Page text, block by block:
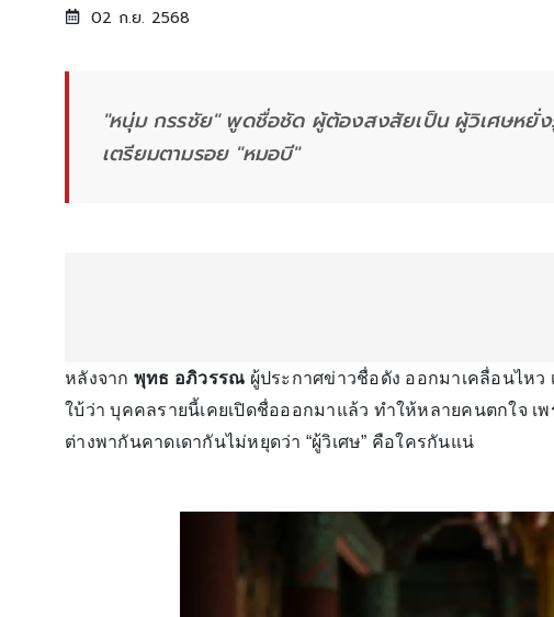
02 ก.ย. 2568
"หนุ่ม กรรชัย" พูดชื่อชัด ผู้ต้องสงสัยเป็น ผู้วิเศษหยั่ง
เตรียมตามรอย "หมอบี"
หลังจาก พุทธ อภิวรรณ ผู้ประกาศข่าวชื่อดัง ออกมาเคลื่อนไหว
ใบ้ว่า บุคคลรายนี้เคยเปิดชื่อออกมาแล้ว ทำให้หลายคนตกใจ เ
ต่างพากันคาดเดากันไม่หยุดว่า “ผู้วิเศษ” คือใครกันแน่